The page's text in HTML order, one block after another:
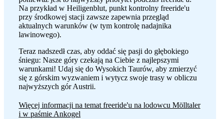
Na przykład w Heiligenblut, punkt kontrolny freeride'u
przy środkowej stacji zawsze zapewnia przegląd
aktualnych warunków (w tym kontrolę nadajnika
lawinowego).
Teraz nadszedł czas, aby oddać się pasji do głębokiego
śniegu: Nasze góry czekają na Ciebie z najlepszymi
warunkami! Udaj się do Wysokich Taurów, aby zmierzyć
się z górskim wyzwaniem i wytycz swoje trasy w obliczu
najwyższych gór Austrii.
Więcej informacji na temat freeride'u na lodowcu Mölltaler
i w paśmie Ankogel